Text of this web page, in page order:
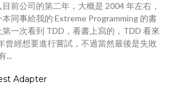
前公司的第二年，大概是 2004 年左右，
同事給我的 Extreme Programming 的書
一次看到 TDD，看書上寫的，TDD 看來
曾經想要進行嘗試，不過當然最後是失敗
...
Adapter